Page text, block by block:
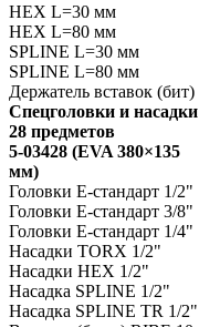
HEX L=30 мм
HEX L=80 мм
SPLINE L=30 мм
SPLINE L=80 мм
Держатель вставок (бит)
Спецголовки и насадки
28 предметов
5-03428 (EVA 380×135
мм)
Головки Е-стандарт 1/2"
Головки Е-стандарт 3/8"
Головки Е-стандарт 1/4"
Насадки TORX 1/2"
Насадки HEX 1/2"
Насадка SPLINE 1/2"
Насадка SPLINE TR 1/2"